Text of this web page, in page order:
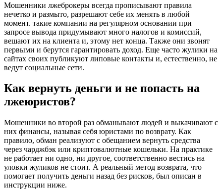
Мошенники лжеброкеры всегда прописывают правила
нечетко и размыто, разрешают себе их менять в любой
момент. такие компании на регулярном основании при
запросе вывода придумывают много налогов и комиссий,
вешают их на клиента и, этому нет конца. Также они звонят
первыми и берутся гарантировать доход. Еще часто жулики на
сайтах своих публикуют липовые контакты и, естественно, не
ведут социальные сети.
Как вернуть деньги и не попасть на
лжеюристов?
Мошенники во второй раз обманывают людей и выкачивают с
них финансы, называя себя юристами по возврату. Как
правило, обман реализуют с обещанием вернуть средства
через чарджбэк или криптовалютные кошельки. На практике
не работает ни одно, ни другое, соответственно вестись на
уловки жуликов не стоит. А реальный метод возврата, что
помогает получить деньги назад без рисков, был описан в
инструкции ниже.